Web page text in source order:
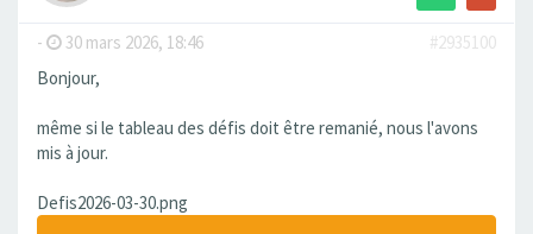
- 30 mars 2026, 18:46
#2935100
Bonjour,
même si le tableau des défis doit être remanié, nous l'avons
mis à jour.
Defis2026-03-30.png